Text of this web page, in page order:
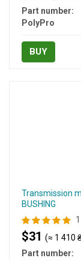
Part number:
PolyPro
BUY
Transmission
BUSHING
$31 (≈ 1 410
Part number: